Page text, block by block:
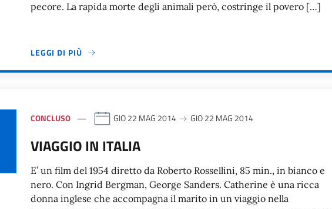
pecore. La rapida morte degli animali però, costringe il povero […]
LEGGI DI PIÙ
CONCLUSO GIO 22 MAG 2014 GIO 22 MAG 2014
VIAGGIO IN ITALIA
E’ un film del 1954 diretto da Roberto Rossellini, 85 min., in bianco e
nero. Con Ingrid Bergman, George Sanders. Catherine è una ricca
donna inglese che accompagna il marito in un viaggio nella